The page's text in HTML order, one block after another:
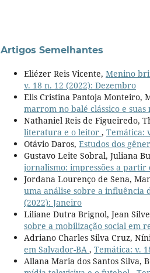
Artigos Semelhantes
Eliézer Reis Vicente, Menino
v. 18 n. 12 (2022): Dezembro
Elis Cristina Pantoja Monteiro,
marrom no balé clássico e
Nathaniel Reis de Figueiredo,
literatura e o leitor , Temática:
Otávio Daros, Estudos dos
Gustavo Leite Sobral, Juliana
jornalismo: impressões a partir
Jordana Lourenço de Sena,
uma análise sobre a influência
(2022): Janeiro
Liliane Dutra Brignol, Jean
sobre a mobilização social em
Adriano Charles Silva Cruz,
em Salvador-BA , Temática: v.
Allana Maria dos Santos Silva,